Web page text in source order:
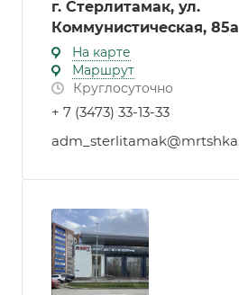
г. Стерлитамак, ул.
Коммунистическая, 85а
На карте
Маршрут
Круглосуточно
+ 7 (3473) 33-13-33